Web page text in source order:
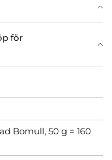
för
Bomull, 50 g = 160